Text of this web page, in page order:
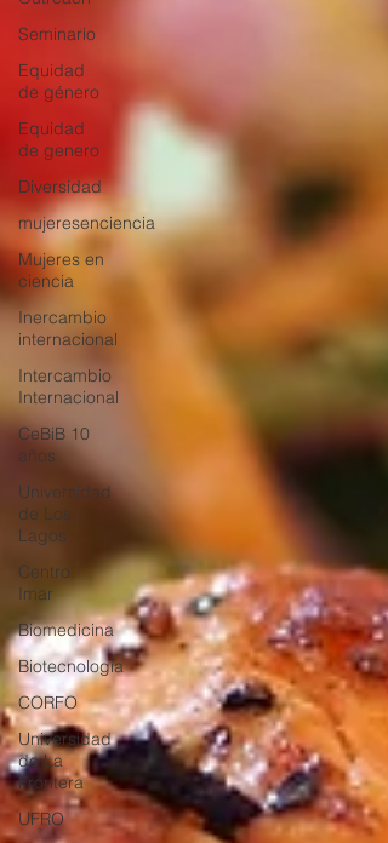
Seminario
Equidad
de género
Equidad
de genero
Diversidad
mujeresenciencia
Mujeres en
ciencia
Inercambio
internacional
Intercambio
Internacional
CeBiB 10
años
Universidad
de Los
Lagos
Centro
Imar
Biomedicina
Biotecnologia
CORFO
Universidad
de La
Frontera
UFRO